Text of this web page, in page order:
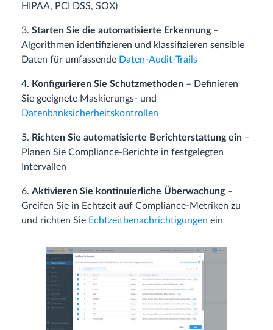
HIPAA, PCI DSS, SOX)
3. Starten Sie die automatisierte Erkennung–
Algorithmen identifizieren und klassifizieren sensible
Daten für umfassende Daten-Audit-Trails
4. Konfigurieren Sie Schutzmethoden – Definieren
Sie geeignete Maskierungs- und
Datenbanksicherheitskontrollen
5. Richten Sie automatisierte Berichterstattung ein –
Planen Sie Compliance-Berichte in festgelegten
Intervallen
6. Aktivieren Sie kontinuierliche Überwachung–
Greifen Sie in Echtzeit auf Compliance-Metriken zu
und richten Sie Echtzeitbenachrichtigungen ein